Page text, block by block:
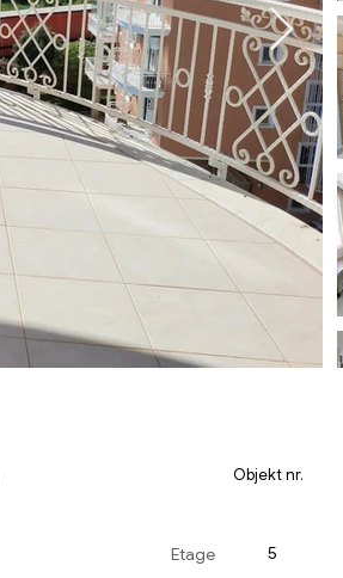
Objekt nr.
Etage 5